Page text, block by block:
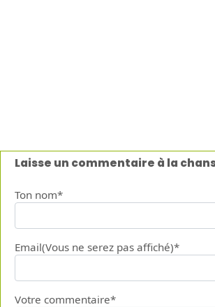
Laisse un commentaire à la
Ton nom*
Email(Vous ne serez pas affiché)*
Votre commentaire*